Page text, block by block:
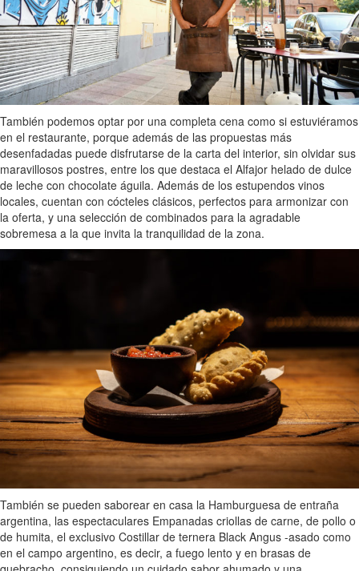
También podemos optar por una completa cena como si estuviéramos
en el restaurante, porque además de las propuestas más
desenfadadas puede disfrutarse de la carta del interior, sin olvidar sus
maravillosos postres, entre los que destaca el Alfajor helado de dulce
de leche con chocolate águila. Además de los estupendos vinos
locales, cuentan con cócteles clásicos, perfectos para armonizar con
la oferta, y una selección de combinados para la agradable
sobremesa a la que invita la tranquilidad de la zona.
También se pueden saborear en casa la Hamburguesa de entraña
argentina, las espectaculares Empanadas criollas de carne, de pollo o
de humita, el exclusivo Costillar de ternera Black Angus -asado como
en el campo argentino, es decir, a fuego lento y en brasas de